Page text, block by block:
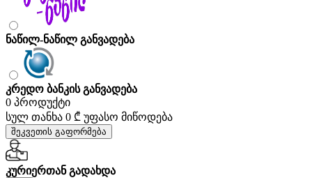
ნაწილ-ნაწილ განვადება
კრედო ბანკის განვადება
0 პროდუქტი
სულ თანხა 0 ₾ უფასო მიწოდება
შეკვეთის გაფორმება
კურიერთან გადახდა